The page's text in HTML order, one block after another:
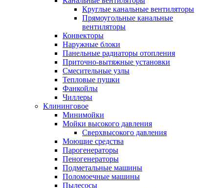
Круглые канальные вентиляторы
Прямоугольные канальные
вентиляторы
Конвекторы
Наружные блоки
Панельные радиаторы отопления
Приточно-вытяжные установки
Смесительные узлы
Тепловые пушки
Фанкойлы
Чиллеры
Клининговое
Минимойки
Мойки высокого давления
Сверхвысокого давления
Моющие средства
Парогенераторы
Пеногенераторы
Подметальные машины
Поломоечные машины
Пылесосы